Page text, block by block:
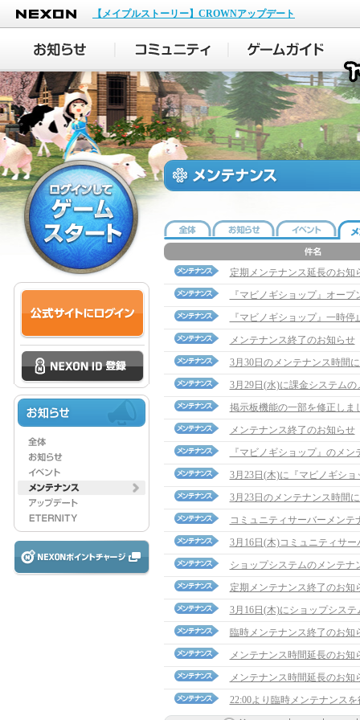
NEXON
【メイプルストーリー】CROWNアップデート
定期メンテナンス延長のお知
『マビノギショップ』オープ
『マビノギショップ』一時停
メンテナンス終了のお知らせ
3月30日のメンテナンス時間
3月29日(水)に課金システム
掲示板機能の一部を修正しま
メンテナンス終了のお知らせ
『マビノギショップ』のメ
3月23日(木)に『マビノギシ
3月23日のメンテナンス時間
コミュニティサーバーメンテ
3月16日(木)コミュニティサ
ショップシステムのメンテナ
定期メンテナンス終了のお知
3月16日(木)にショップシス
臨時メンテナンス終了のお知
メンテナンス時間延長のお知
メンテナンス時間延長のお知
22:00より臨時メンテナンス